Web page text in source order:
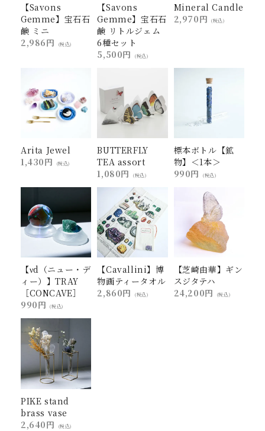
【Savons
Gemme】宝石石
鹸 ミニ
2,986円
(税込)
【Savons
Gemme】宝石石
鹸 リトルジェム
6種セット
5,500円
(税込)
Mineral Candle
2,970円
(税込)
Arita Jewel
1,430円
(税込)
BUTTERFLY
TEA assort
1,080円
(税込)
標本ボトル【鉱
物】＜1本＞
990円
(税込)
【νd（ニュー・デ
ィー）】TRAY
［CONCAVE］
990円
(税込)
【Cavallini】博
物画ティータオル
2,860円
(税込)
【芝崎由華】ギン
スジタテハ
24,200円
(税込)
PIKE stand
brass vase
2,640円
(税込)